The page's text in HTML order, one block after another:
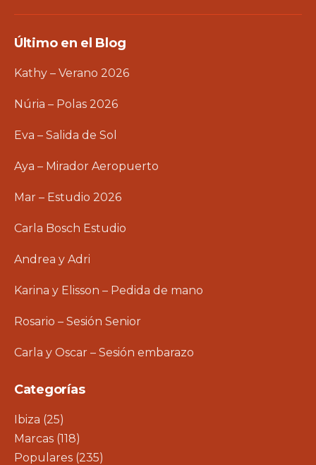
Último en el Blog
Kathy – Verano 2026
Núria – Polas 2026
Eva – Salida de Sol
Aya – Mirador Aeropuerto
Mar – Estudio 2026
Carla Bosch Estudio
Andrea y Adri
Karina y Elisson – Pedida de mano
Rosario – Sesión Senior
Carla y Oscar – Sesión embarazo
Categorías
Ibiza (25)
Marcas (118)
Populares (235)